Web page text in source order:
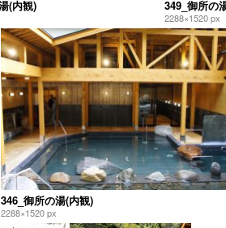
(内観) 349_御所の
2288×1520 px
346_御所の湯(内観)
2288×1520 px